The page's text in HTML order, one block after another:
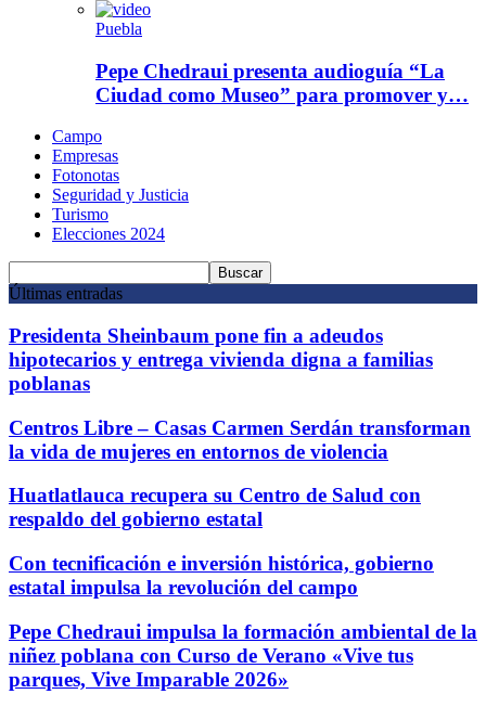
Puebla
Pepe Chedraui presenta audioguía “La
Ciudad como Museo” para promover y…
Campo
Empresas
Fotonotas
Seguridad y Justicia
Turismo
Elecciones 2024
Últimas entradas
Presidenta Sheinbaum pone fin a adeudos
hipotecarios y entrega vivienda digna a familias
poblanas
Centros Libre – Casas Carmen Serdán transforman
la vida de mujeres en entornos de violencia
Huatlatlauca recupera su Centro de Salud con
respaldo del gobierno estatal
Con tecnificación e inversión histórica, gobierno
estatal impulsa la revolución del campo
Pepe Chedraui impulsa la formación ambiental de la
niñez poblana con Curso de Verano «Vive tus
parques, Vive Imparable 2026»